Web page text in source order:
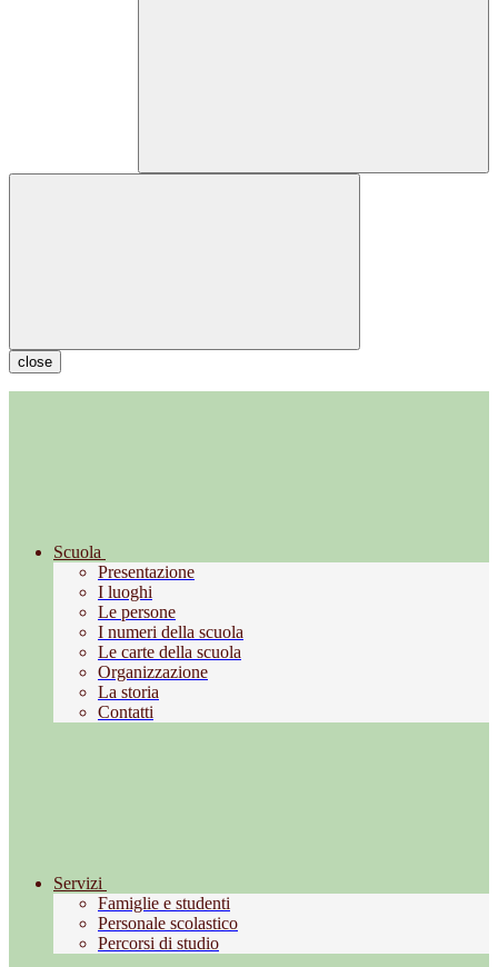
close
Scuola
Presentazione
I luoghi
Le persone
I numeri della scuola
Le carte della scuola
Organizzazione
La storia
Contatti
Servizi
Famiglie e studenti
Personale scolastico
Percorsi di studio